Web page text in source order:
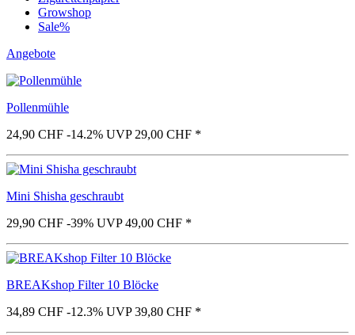
Growshop
Sale%
Angebote
Pollenmühle
24,90 CHF -14.2% UVP 29,00 CHF *
Mini Shisha geschraubt
29,90 CHF -39% UVP 49,00 CHF *
BREAKshop Filter 10 Blöcke
34,89 CHF -12.3% UVP 39,80 CHF *